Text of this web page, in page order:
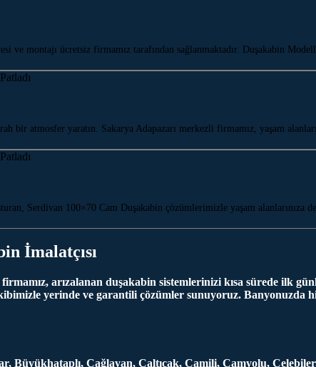
ve montajı ücretsiz firmamız tarafından sağlanmaktadır. Duşakabin
bir atmosfer yaratın. Sakarya Adapazarı merkezli firmamız, yaşam
Serdivan 100×70 Cam Duşakabin çözümlerimizle yaşam alanlarınıza
İmalatçısı
arızalanan duşakabin sistemlerinizi kısa sürede ilk
yerinde ve garantili çözümler sunuyoruz. Banyonuzda
Büyükhataplı, Çağlayan, Çaltıcak, Camili, Çamyolu,